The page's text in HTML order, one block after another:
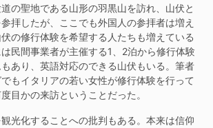
の聖地である山形の羽黒山を訪れ、山伏と
拝したが、ここでも外国人の参拝者は増え
の修行体験を希望する人たちも増えている
民間事業者が主催する1、2泊から修行体験
あり、英語対応のできる山伏もいる。筆者
もイタリアの若い女性が修行体験を行って
目かの来訪ということだった。
光化することへの批判もある。本来は信仰